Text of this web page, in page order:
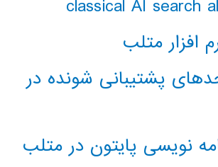
افزار متلب
پشتیبانی شونده در
نویسی پایتون در متلب